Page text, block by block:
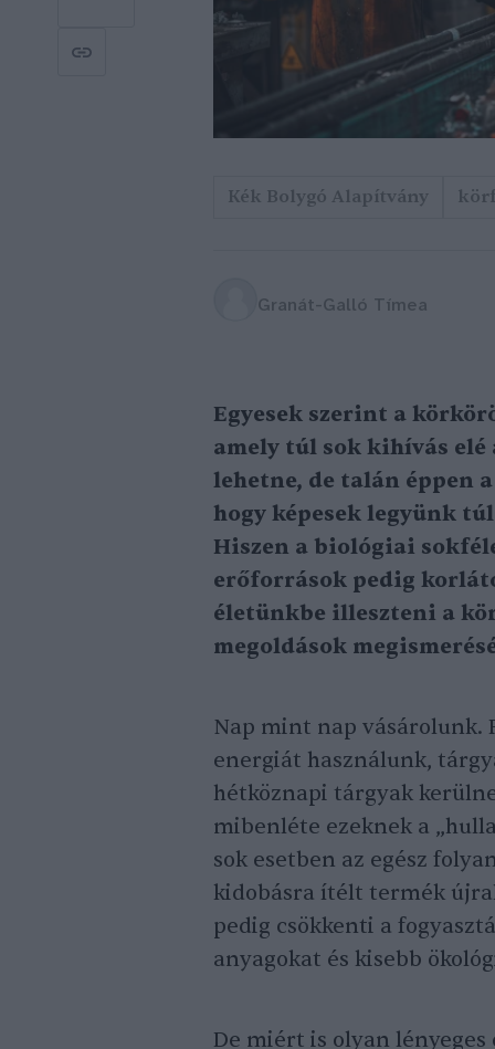
Kék Bolygó Alapítvány
Granát-Galló Tímea
Egyesek szerint a
amely túl sok kihívás elé
lehetne, de talán éppen
hogy képesek legyünk
Hiszen a biológiai
erőforrások pedig
életünkbe illeszteni a
megoldások
Nap mint nap vásárolunk.
energiát használunk,
hétköznapi tárgyak
mibenléte ezeknek a
sok esetben az egész
kidobásra ítélt termék
pedig csökkenti a
anyagokat és kisebb
De miért is olyan